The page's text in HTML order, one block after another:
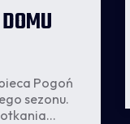
Pogoń
sezonu.